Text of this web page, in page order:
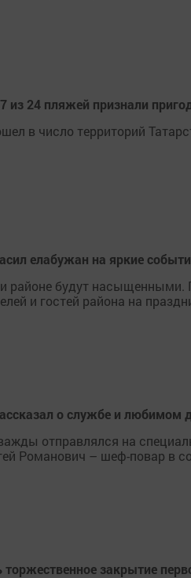
из 24 пляжей признали
в число территорий
елабужан на яркие
районе будут насыщенными.
и гостей района на
о службе и любимом
отправлялся на
Романович – шеф-повар в
торжественное закрытие